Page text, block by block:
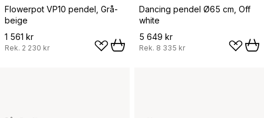
Flowerpot VP10 pendel, Grå-
beige
1 561 kr
Rek. 2 230 kr
Dancing pendel Ø65 cm, Off
white
5 649 kr
Rek. 8 335 kr